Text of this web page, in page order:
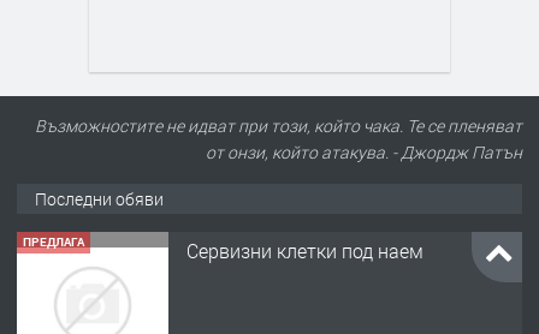
Възможностите не идват при този, който чака. Те се пленяват
от онзи, който атакува. - Джордж Патън
Последни обяви
ПРЕДЛАГА Сервизни клетки под наем